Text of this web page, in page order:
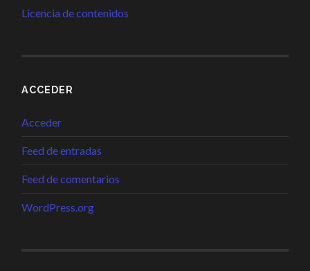
Licencia de contenidos
ACCEDER
Acceder
Feed de entradas
Feed de comentarios
WordPress.org